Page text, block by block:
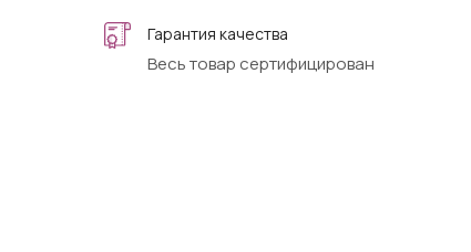
Гарантия качества
Весь товар сертифицирован